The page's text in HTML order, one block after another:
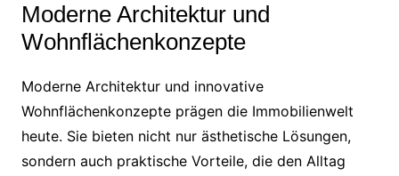
Moderne Architektur und
Wohnflächenkonzepte
Moderne Architektur und innovative
Wohnflächenkonzepte prägen die Immobilienwelt
heute. Sie bieten nicht nur ästhetische Lösungen,
sondern auch praktische Vorteile, die den Alltag